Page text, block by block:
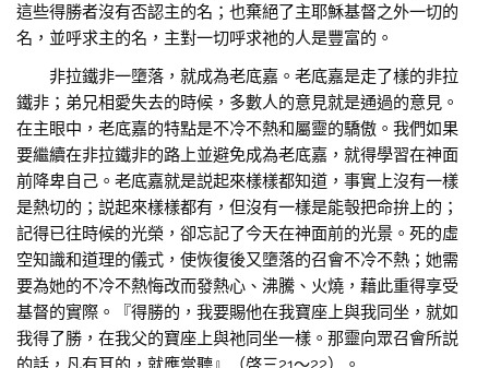
這些得勝者沒有否認主的名；也棄絕了主耶穌基督之外一切的
名，並呼求主的名，主對一切呼求祂的人是豐富的。
非拉鐵非一墮落，就成為老底嘉。老底嘉是走了樣的非拉
鐵非；弟兄相愛失去的時候，多數人的意見就是通過的意見。
在主眼中，老底嘉的特點是不冷不熱和屬靈的驕傲。我們如果
要繼續在非拉鐵非的路上並避免成為老底嘉，就得學習在神面
前降卑自己。老底嘉就是説起來樣樣都知道，事實上沒有一樣
是熱切的；説起來樣樣都有，但沒有一樣是能彀把命拚上的；
記得已往時候的光榮，卻忘記了今天在神面前的光景。死的虛
空知識和道理的儀式，使恢復後又墮落的召會不冷不熱；她需
要為她的不冷不熱悔改而發熱心、沸騰、火燒，藉此重得享受
基督的實際。『得勝的，我要賜他在我寶座上與我同坐，就如
我得了勝，在我父的寶座上與祂同坐一樣。那靈向眾召會所説